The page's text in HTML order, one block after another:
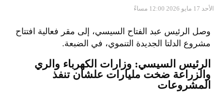
الأحد 17 مايو 2026 12:00 مساءً
وصل الرئيس عبد الفتاح السيسي، إلى مقر فعالية افتتاح
مشروع الدلتا الجديدة التنموي، في الضبعة.
الرئيس السيسي: وزارات الكهرباء والري
والزراعة ضخت مليارات علشان تنفذ
المشروعات